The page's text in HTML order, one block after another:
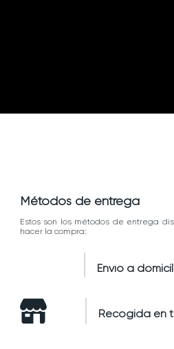
Métodos de entrega
Estos son los métodos de entrega
hacer la compra:
Envío a
Recogida en